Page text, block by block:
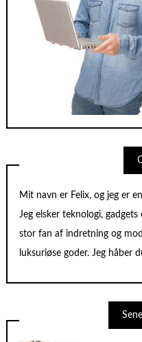
Mit navn er Felix, og jeg er
Jeg elsker teknologi,
stor fan af indretning og
luksuriøse goder. Jeg håber